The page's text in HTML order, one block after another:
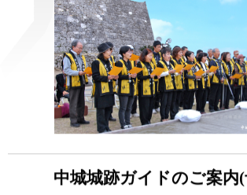
中城城跡ガイドのご案内